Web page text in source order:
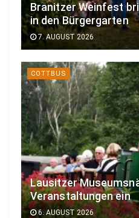
Branitzer Weinfest
in den Bürgergarten
7. AUGUST 2026
COTTBUS
Lausitzer
Veranstaltungen ein
6. AUGUST 2026